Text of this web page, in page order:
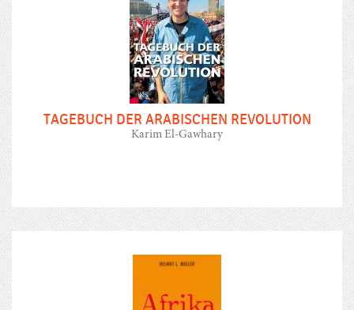
TAGEBUCH DER ARABISCHEN REVOLUTION
Karim El-Gawhary